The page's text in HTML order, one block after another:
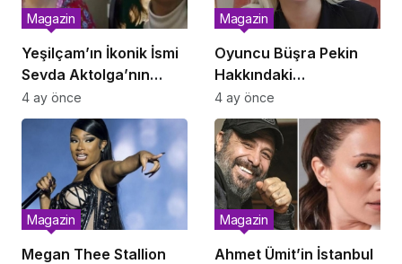
Yeşilçam’ın İkonik İsmi
Sevda Aktolga’nın
Değişimi Gündem Old
Magazin
4 ay önce
Oyuncu Büşra Pekin
Hakkındaki
Soruşturmada Test
Sonuçları Negatif Çıktı
Magazin
4 ay önce
Megan Thee Stallion
Magazin
Ahmet Ümit’in İstanbul
Magazin